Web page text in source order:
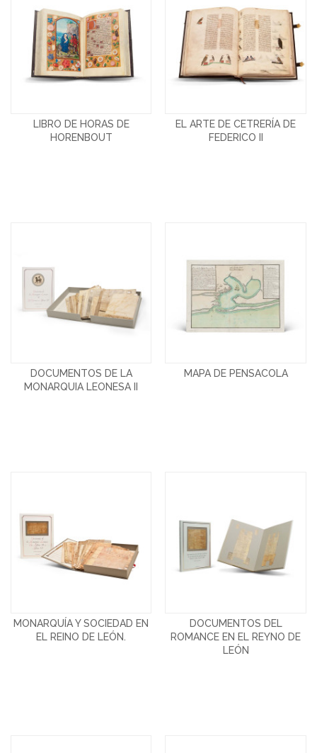
LIBRO DE HORAS DE
HORENBOUT
EL ARTE DE CETRERÍA DE
FEDERICO II
DOCUMENTOS DE LA
MONARQUIA LEONESA II
MAPA DE PENSACOLA
MONARQUÍA Y SOCIEDAD EN
EL REINO DE LEÓN.
DOCUMENTOS DEL
ROMANCE EN EL REYNO DE
LEÓN